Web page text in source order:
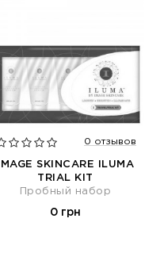
0 отзывов
IMAGE SKINCARE ILUMA
TRIAL KIT
Пробный набор
0 грн